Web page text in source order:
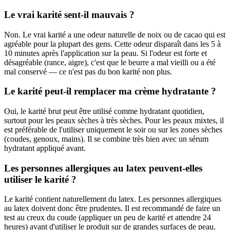
Le vrai karité sent-il mauvais ?
Non. Le vrai karité a une odeur naturelle de noix ou de cacao qui est
agréable pour la plupart des gens. Cette odeur disparaît dans les 5 à
10 minutes après l'application sur la peau. Si l'odeur est forte et
désagréable (rance, aigre), c'est que le beurre a mal vieilli ou a été
mal conservé — ce n'est pas du bon karité non plus.
Le karité peut-il remplacer ma crème hydratante ?
Oui, le karité brut peut être utilisé comme hydratant quotidien,
surtout pour les peaux sèches à très sèches. Pour les peaux mixtes, il
est préférable de l'utiliser uniquement le soir ou sur les zones sèches
(coudes, genoux, mains). Il se combine très bien avec un sérum
hydratant appliqué avant.
Les personnes allergiques au latex peuvent-elles
utiliser le karité ?
Le karité contient naturellement du latex. Les personnes allergiques
au latex doivent donc être prudentes. Il est recommandé de faire un
test au creux du coude (appliquer un peu de karité et attendre 24
heures) avant d'utiliser le produit sur de grandes surfaces de peau.